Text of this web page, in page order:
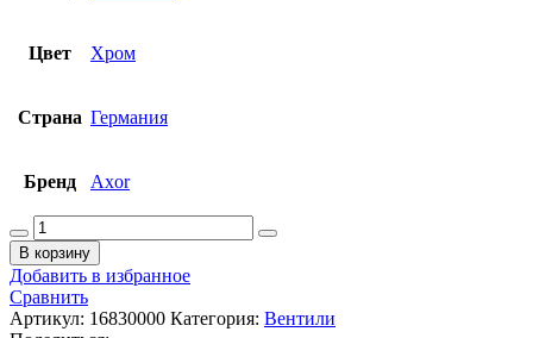
Цвет Хром
Страна Германия
Бренд Axor
Количество
товара
Вентиль
запорный/
переключающий
(trio/quattro
В корзину
Добавить в избранное
Сравнить
Артикул: 16830000 Категория: Вентили